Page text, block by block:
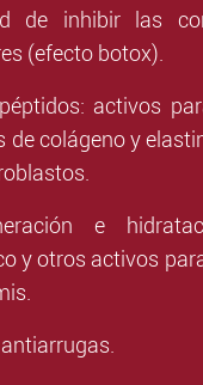
de inhibir las
(efecto botox).
activos
de colágeno y
e
y otros activos